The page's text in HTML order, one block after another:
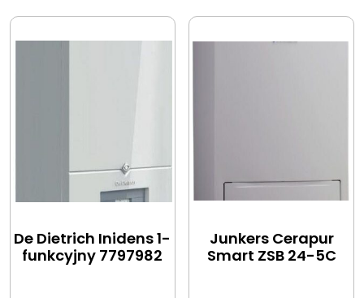
De Dietrich Inidens 1-
funkcyjny 7797982
Junkers Cerapur
Smart ZSB 24-5C